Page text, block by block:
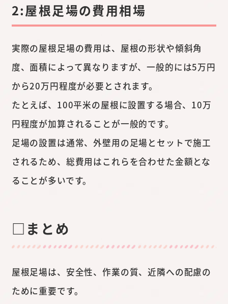
2:屋根足場の費用相場
実際の屋根足場の費用は、屋根の形状や傾斜角
度、面積によって異なりますが、一般的には5万円
から20万円程度が必要とされます。
たとえば、100平米の屋根に設置する場合、10万
円程度が加算されることが一般的です。
足場の設置は通常、外壁用の足場とセットで施工
されるため、総費用はこれらを合わせた金額とな
ることが多いです。
□まとめ
屋根足場は、安全性、作業の質、近隣への配慮の
ために重要です。